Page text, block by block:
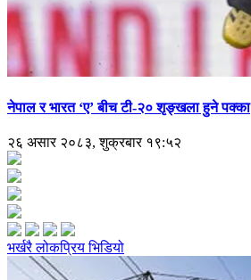
नेपाल र भारत ‘ए’ बीच टी-२० शृङ्खला हुने पक्का
२६ असार २०८३, शुक्रबार १९:५२
भर्खरैलोकप्रियभिडियो